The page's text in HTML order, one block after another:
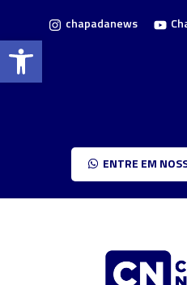
Barra de Ferramentas Aberta
chapadanews
ENTRE EM